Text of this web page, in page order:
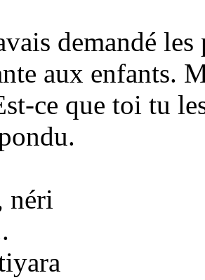
demandé
aux enfants.
ce que toi tu
néri